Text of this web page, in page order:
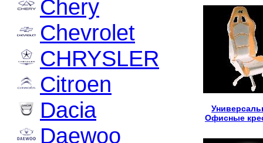
Chery
Chevrolet
CHRYSLER
Citroen
Dacia
Daewoo
Офисные